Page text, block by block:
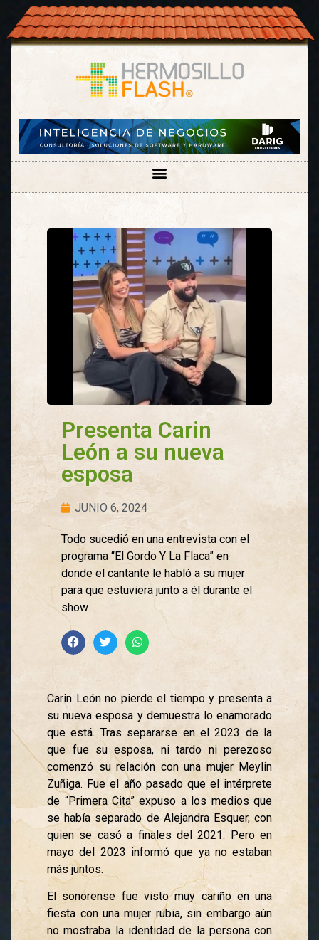
Presenta Carin
León a su nueva
esposa
JUNIO 6, 2024
Todo sucedió en una entrevista con el
programa “El Gordo Y La Flaca” en
donde el cantante le habló a su mujer
para que estuviera junto a él durante el
show
Carin León no pierde el tiempo y presenta a
su nueva esposa y demuestra lo enamorado
que está. Tras separarse en el 2023 de la
que fue su esposa, ni tardo ni perezoso
comenzó su relación con una mujer Meylin
Zuñiga. Fue el año pasado que el intérprete
de “Primera Cita” expuso a los medios que
se había separado de Alejandra Esquer, con
quien se casó a finales del 2021. Pero en
mayo del 2023 informó que ya no estaban
más juntos.
El sonorense fue visto muy cariño en una
fiesta con una mujer rubia, sin embargo aún
no mostraba la identidad de la persona con